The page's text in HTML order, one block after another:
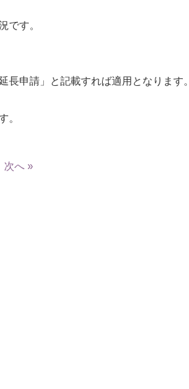
です。
申請」と記載すれば適用となります。
。
次へ »